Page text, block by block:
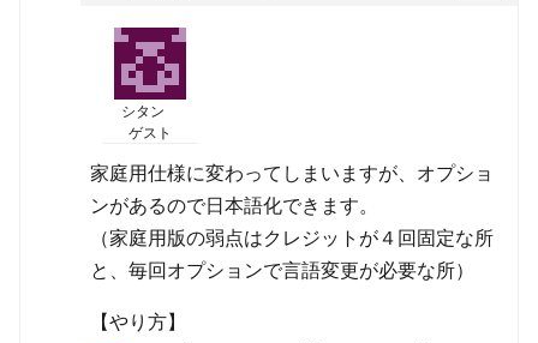
シタン
ゲスト
家庭用仕様に変わってしまいますが、オプショ
ンがあるので日本語化できます。
（家庭用版の弱点はクレジットが４回固定な所
と、毎回オプションで言語変更が必要な所）
【やり方】